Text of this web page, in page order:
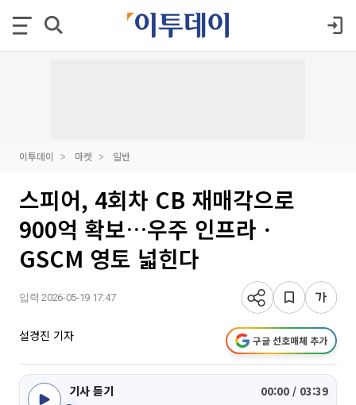
이투데이 마켓 일반
스피어, 4회차 CB 재매각으로
900억 확보…우주 인프라ㆍ
GSCM 영토 넓힌다
입력 2026-05-19 17:47
설경진 기자 구글 선호매체 추가
기사 듣기 00:00 / 03:39